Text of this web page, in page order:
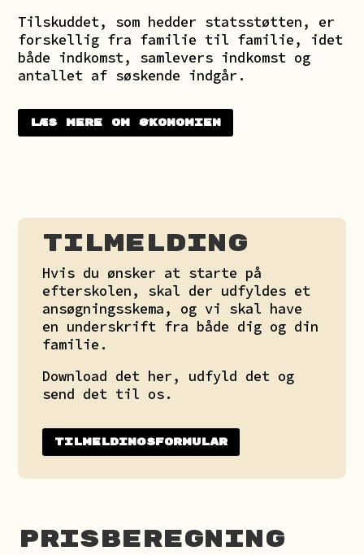
Tilskuddet, som hedder statsstøtten, er
forskellig fra familie til familie, idet
både indkomst, samlevers indkomst og
antallet af søskende indgår.
Læs mere om økonomien
Tilmelding
Hvis du ønsker at starte på
efterskolen, skal der udfyldes et
ansøgningsskema, og vi skal have
en underskrift fra både dig og din
familie.
Download det her, udfyld det og
send det til os.
Tilmeldingsformular
Prisberegning